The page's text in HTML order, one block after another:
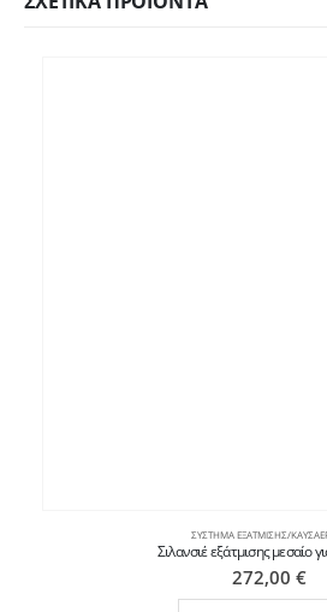
ΣΎΣΤΗΜΑ ΕΞΆΤΜΙΣΗΣ/
Σιλανσιέ εξάτμισης μεσαίο
272,00 €